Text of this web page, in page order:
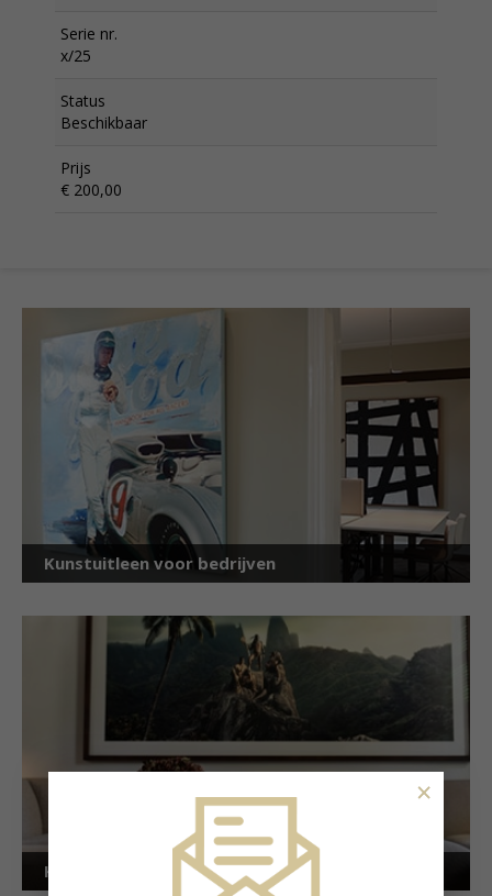
Serie nr.
x/25
Status
Beschikbaar
Prijs
€ 200,00
Kunstuitleen voor bedrijven
Kunstuitleen voor particulieren
×